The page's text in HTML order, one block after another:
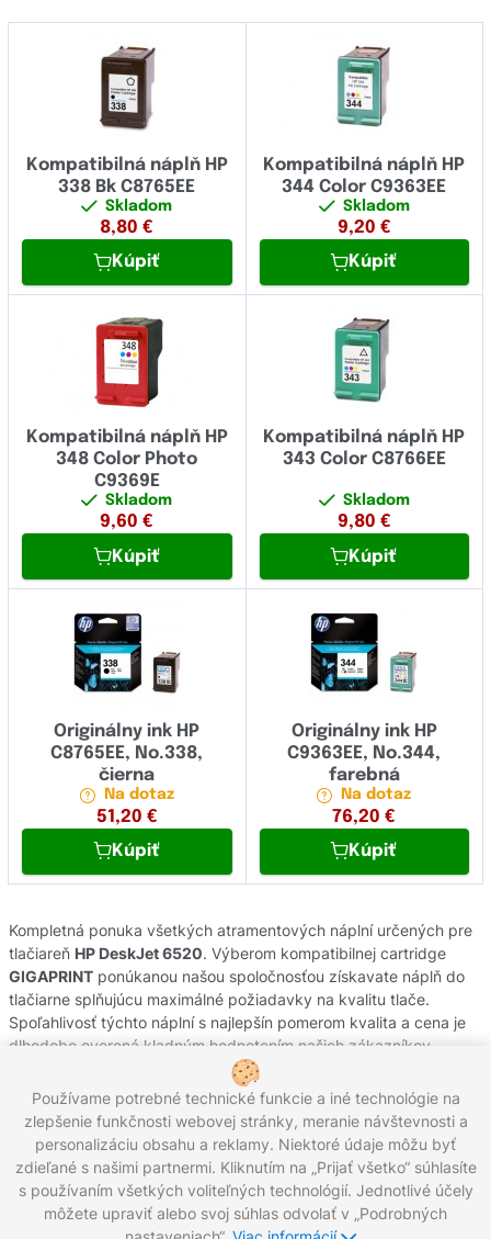
Kompatibilná náplň HP
338 Bk C8765EE
Skladom
8,80 €
Kúpiť
Kompatibilná náplň HP
344 Color C9363EE
Skladom
9,20 €
Kúpiť
Kompatibilná náplň HP
348 Color Photo
C9369E
Skladom
9,60 €
Kúpiť
Kompatibilná náplň HP
343 Color C8766EE
Skladom
9,80 €
Kúpiť
Originálny ink HP
C8765EE, No.338,
čierna
Na dotaz
51,20 €
Kúpiť
Originálny ink HP
C9363EE, No.344,
farebná
Na dotaz
76,20 €
Kúpiť
Kompletná ponuka všetkých atramentových náplní určených pre
tlačiareň HP DeskJet 6520. Výberom kompatibilnej cartridge
GIGAPRINT ponúkanou našou spoločnosťou získavate náplň do
tlačiarne splňujúcu maximálné požiadavky na kvalitu tlače.
Spoľahlivosť týchto náplní s najlepšín pomerom kvalita a cena je
dlhodobo overená kladným hodnotením našich zákazníkov.
Originálne atramentové cartridge od výrobcov
oficiálnej slovenskej distribúcie s garanciou pôvodu. Potrebujete
poradiť s výberom náplní do Vašej tlačiarne, kontaktujte náš
zákaznícky servis, kde Vám radi pomôžeme.
Zavolajte nám: 0221 000 012 Pracovné dni 8:00 - 16:30
Používame potrebné technické funkcie a iné technológie na
zlepšenie funkčnosti webovej stránky, meranie návštevnosti a
personalizáciu obsahu a reklamy. Niektoré údaje môžu byť
zdieľané s našimi partnermi. Kliknutím na „Prijať všetko“ súhlasíte
s používaním všetkých voliteľných technológií. Jednotlivé účely
môžete upraviť alebo svoj súhlas odvolať v „Podrobných